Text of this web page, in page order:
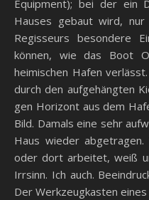
Equipment); bei der ein
Hauses gebaut wird,
Regisseurs besondere
können, wie das Boot
heimischen Hafen
durch den aufgehängten
gen Horizont aus dem
Bild. Damals eine sehr
Haus wieder
oder dort arbeitet, weiß
Irrsinn. Ich auch.
Der Werkzeugkasten